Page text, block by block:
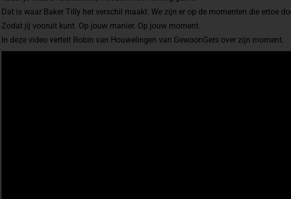
Dat is waar Baker Tilly het verschil maakt. We zijn er op de momenten die ertoe
Zodat jij vooruit kunt. Op jouw manier. Op jouw moment.
In deze video vertelt Robin van Houwelingen van GewoonGers over zijn moment.